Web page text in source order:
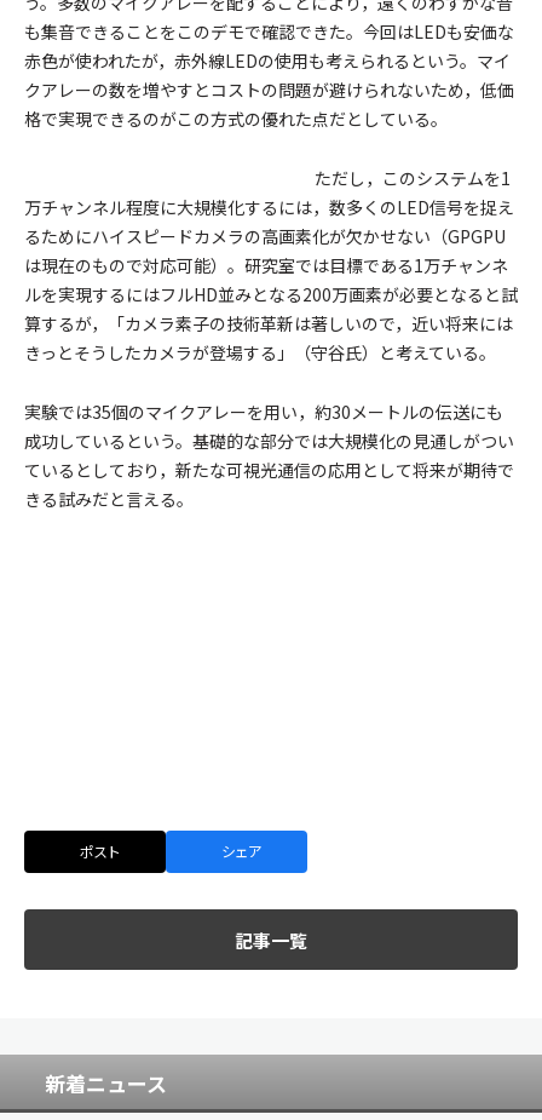
も集音できることをこのデモで確認できた。今回はLEDも安価な
赤色が使われたが，赤外線LEDの使用も考えられるという。マイ
クアレーの数を増やすとコストの問題が避けられないため，低価
格で実現できるのがこの方式の優れた点だとしている。
ただし，このシステムを1
万チャンネル程度に大規模化するには，数多くのLED信号を捉え
るためにハイスピードカメラの高画素化が欠かせない（GPGPU
は現在のもので対応可能）。研究室では目標である1万チャンネ
ルを実現するにはフルHD並みとなる200万画素が必要となると試
算するが，「カメラ素子の技術革新は著しいので，近い将来には
きっとそうしたカメラが登場する」（守谷氏）と考えている。
実験では35個のマイクアレーを用い，約30メートルの伝送にも
成功しているという。基礎的な部分では大規模化の見通しがつい
ているとしており，新たな可視光通信の応用として将来が期待で
きる試みだと言える。
ポスト シェア
記事一覧
新着ニュース